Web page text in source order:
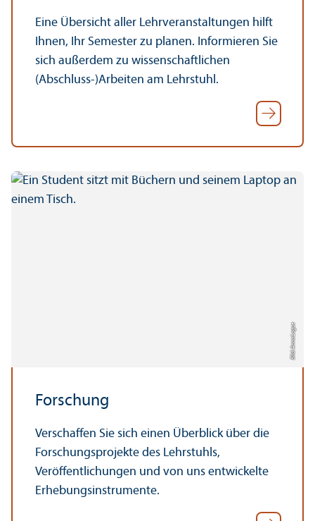
Eine Über­sicht aller Lehr­veranstaltungen hilft
Ihnen, Ihr Semester zu planen. Informieren Sie
sich außerdem zu wissenschaft­lichen
(Abschluss-)Arbeiten am Lehr­stuhl.
Bild: Anna Logue
Forschung
Verschaffen Sie sich einen Über­blick über die
Forschungs­projekte des Lehr­stuhls,
Veröffentlichungen und von uns entwickelte
Erhebungs­instrumente.